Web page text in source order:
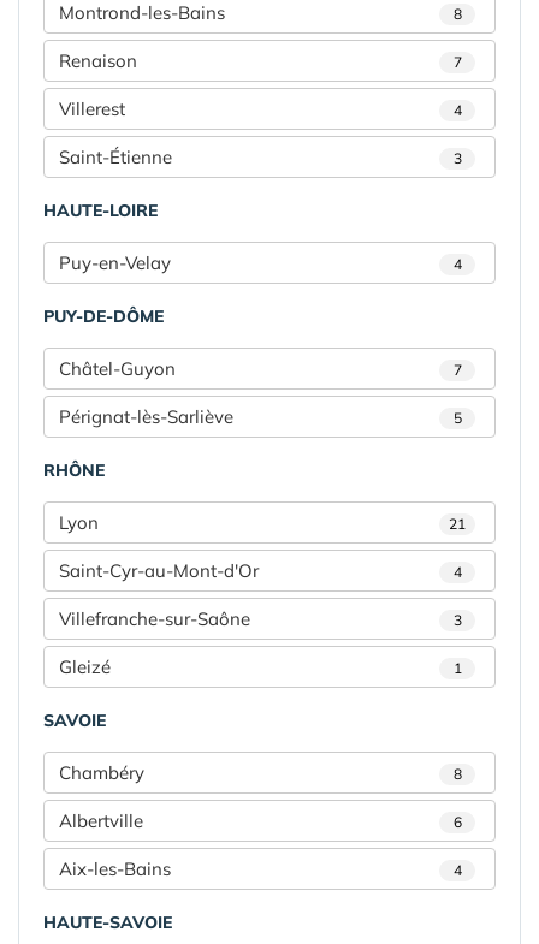
Montrond-les-Bains 8
Renaison 7
Villerest 4
Saint-Étienne 3
HAUTE-LOIRE
Puy-en-Velay 4
PUY-DE-DÔME
Châtel-Guyon 7
Pérignat-lès-Sarliève 5
RHÔNE
Lyon 21
Saint-Cyr-au-Mont-d'Or 4
Villefranche-sur-Saône 3
Gleizé 1
SAVOIE
Chambéry 8
Albertville 6
Aix-les-Bains 4
HAUTE-SAVOIE